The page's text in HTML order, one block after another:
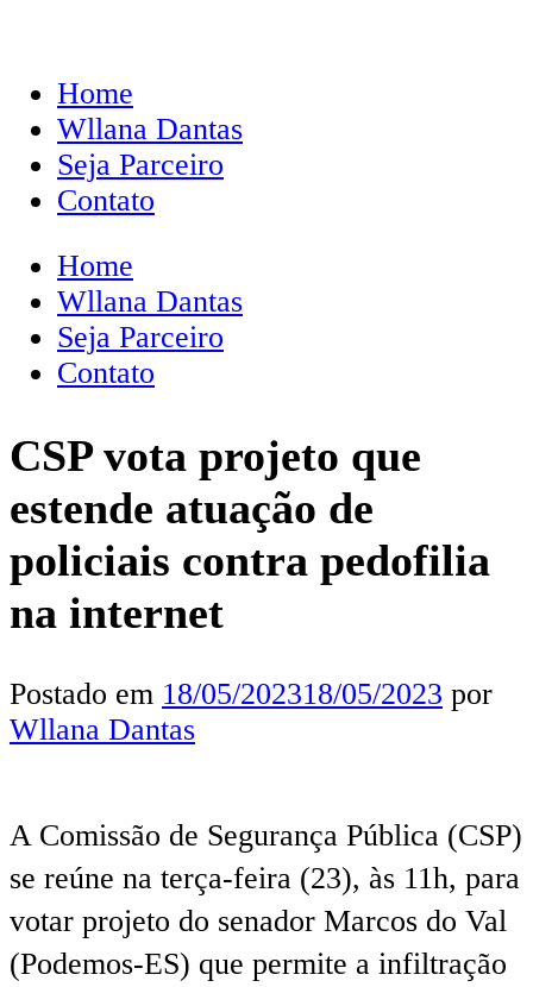
Home
Wllana Dantas
Seja Parceiro
Contato
Home
Wllana Dantas
Seja Parceiro
Contato
CSP vota projeto que
estende atuação de
policiais contra pedofilia
na internet
Postado em 18/05/202318/05/2023 por
Wllana Dantas
A Comissão de Segurança Pública (CSP)
se reúne na terça-feira (23), às 11h, para
votar projeto do senador Marcos do Val
(Podemos-ES) que permite a infiltração